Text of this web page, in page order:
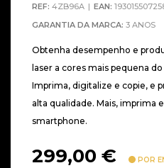
REF: 4ZB96A EAN:
GARANTIA DA MARCA: 3 ANOS
Obtenha desempenho e
laser a cores mais pequena
Imprima, digitalize e copie, e
alta qualidade. Mais, imprima
smartphone.
299,00 € POR